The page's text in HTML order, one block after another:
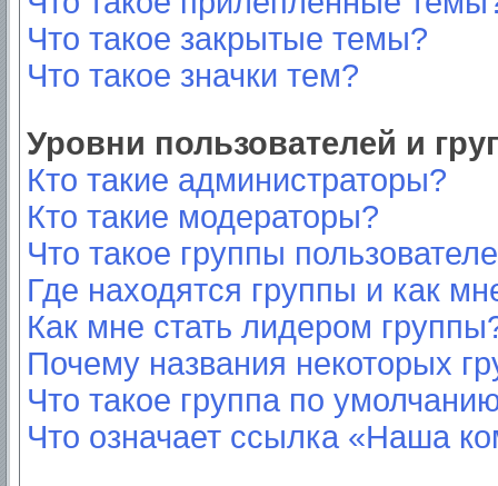
Что такое закрытые темы?
Что такое значки тем?
Уровни пользователей и
Кто такие администраторы?
Кто такие модераторы?
Что такое группы
Где находятся группы и как
Как мне стать лидером
Почему названия некоторых
Что такое группа по
Что означает ссылка «Наша